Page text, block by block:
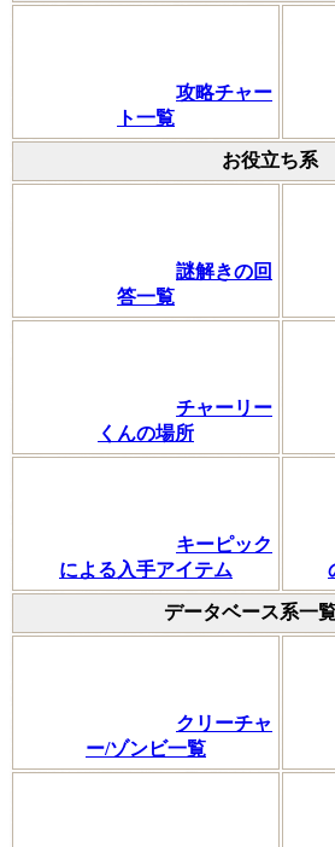
攻略チャー
ト一覧
お役立ち系
謎解きの回
答一覧
チャーリー
くんの場所
キーピック
による入手アイテム
データベース系一
クリーチャ
ー/ゾンビ一覧